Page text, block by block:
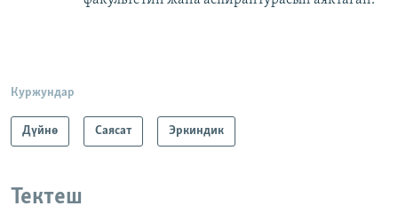
Куржундар
Дүйнө Саясат Эркиндик
Тектеш